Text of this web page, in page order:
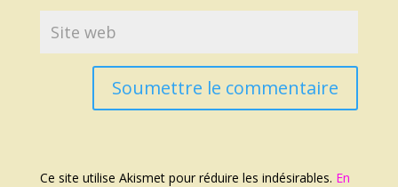
Soumettre le commentaire
Ce site utilise Akismet pour réduire les indésirables. En